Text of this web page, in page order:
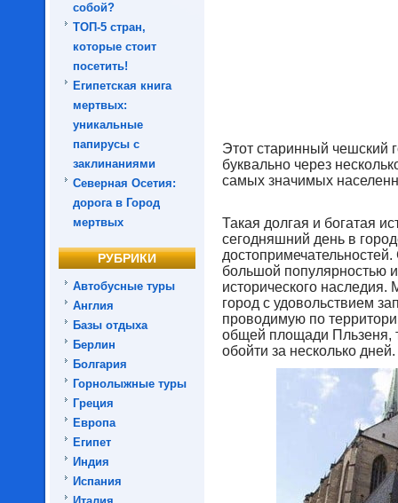
собой?
ТОП-5 стран,
которые стоит
посетить!
Египетская книга
мертвых:
уникальные
папирусы с
заклинаниями
Северная Осетия:
дорога в Город
мертвых
РУБРИКИ
Автобусные туры
Англия
Базы отдыха
Берлин
Болгария
Горнолыжные туры
Греция
Европа
Египет
Индия
Испания
Этот старинный чешский
буквально через
самых значимых
Такая долгая и богатая
сегодняшний день в
большой популярностью
исторического
город с удовольствием
проводимую по
общей площади Пльзеня,
обойти за несколько дней.